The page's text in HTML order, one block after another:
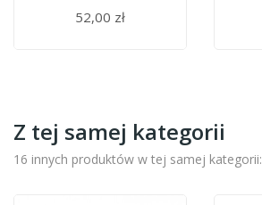
52,00 zł
Z tej samej kategorii
16 innych produktów w tej samej kategorii: